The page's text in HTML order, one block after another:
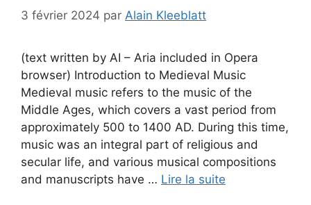
3 février 2024 par Alain Kleeblatt
(text written by AI – Aria included in Opera
browser) Introduction to Medieval Music
Medieval music refers to the music of the
Middle Ages, which covers a vast period from
approximately 500 to 1400 AD. During this time,
music was an integral part of religious and
secular life, and various musical compositions
and manuscripts have … Lire la suite